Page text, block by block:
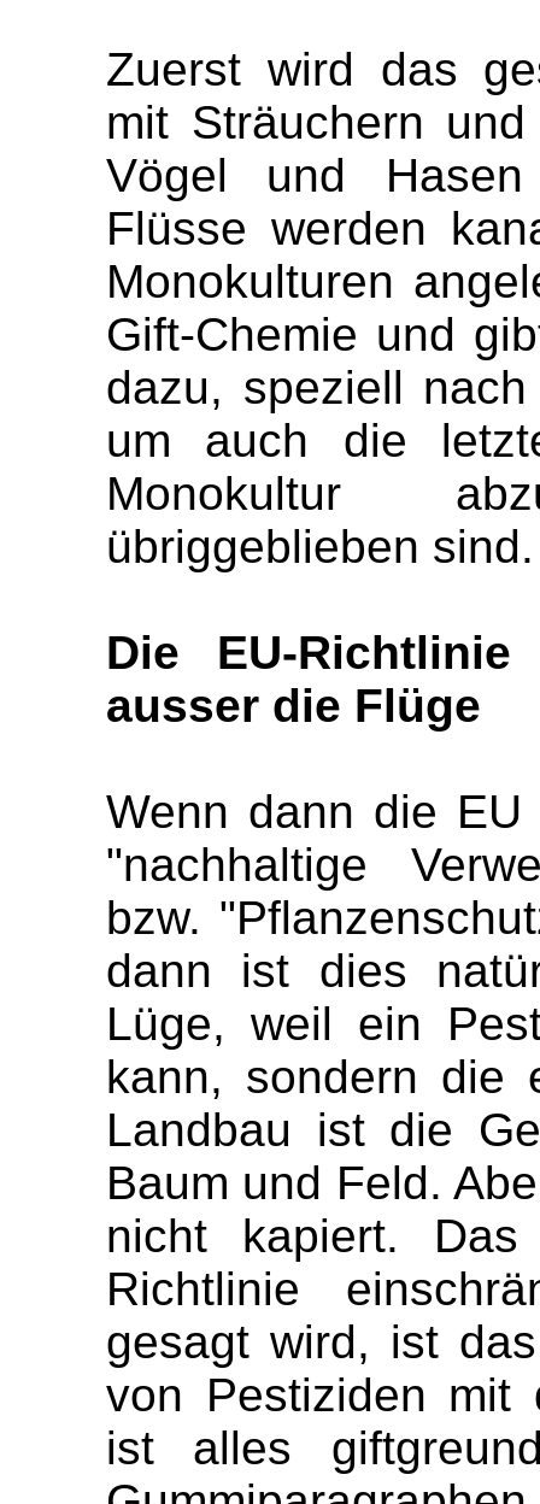
Zuerst wird das
mit Sträuchern
Vögel und
Flüsse werden
Monokulturen
Gift-Chemie und
dazu, speziell
um auch die
Monokultur
übriggeblieben sind.
Die EU-
ausser die Flüge
Wenn dann die
"nachhaltige
bzw.
dann ist dies
Lüge, weil ein
kann, sondern die
Landbau ist die
Baum und Feld.
nicht kapiert.
Richtlinie
gesagt wird, ist
von Pestiziden mit
ist alles